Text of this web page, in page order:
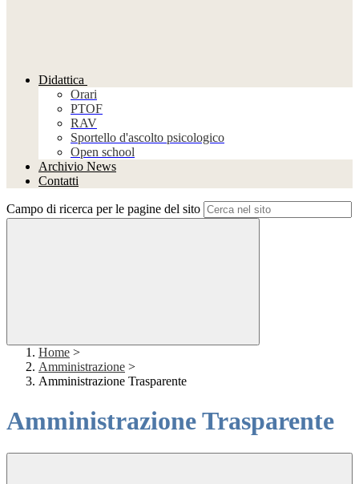
Didattica
Orari
PTOF
RAV
Sportello d'ascolto psicologico
Open school
Archivio News
Contatti
Campo di ricerca per le pagine del sito
Home >
Amministrazione >
Amministrazione Trasparente
Amministrazione Trasparente